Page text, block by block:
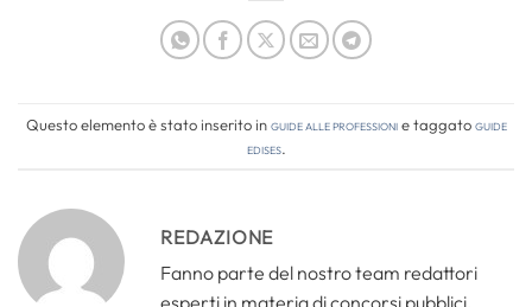
Questo elemento è stato inserito inGuide alle professionie taggatoguide
edises.
REDAZIONE
Fanno parte del nostro team redattori